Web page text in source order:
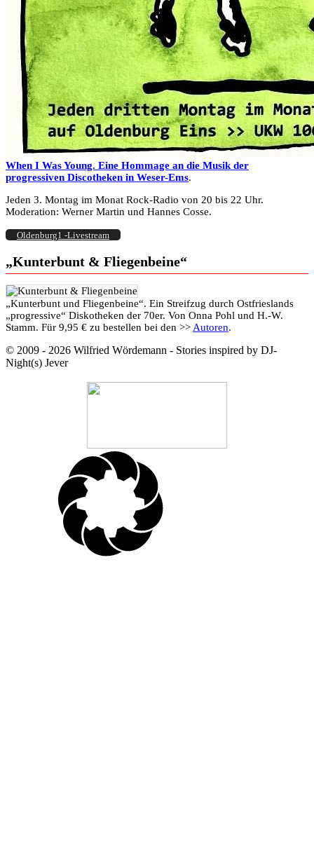
When I Was Young. Eine Hommage an die Musik der
progressiven Discotheken in Weser-Ems.
Jeden 3. Montag im Monat Rock-Radio von 20 bis 22 Uhr.
Moderation: Werner Martin und Hannes Cosse.
Oldenburg1 -Livestream
„Kunterbunt & Fliegenbeine“
„Kunterbunt und Fliegenbeine“. Ein Streifzug durch Ostfrieslands
„progressive“ Diskotheken der 70er. Von Onna Pohl und H.-W.
Stamm. Für 9,95 € zu bestellen bei den >>Autoren.
© 2009 - 2026 Wilfried Wördemann - Stories inspired by DJ-
Night(s) Jever